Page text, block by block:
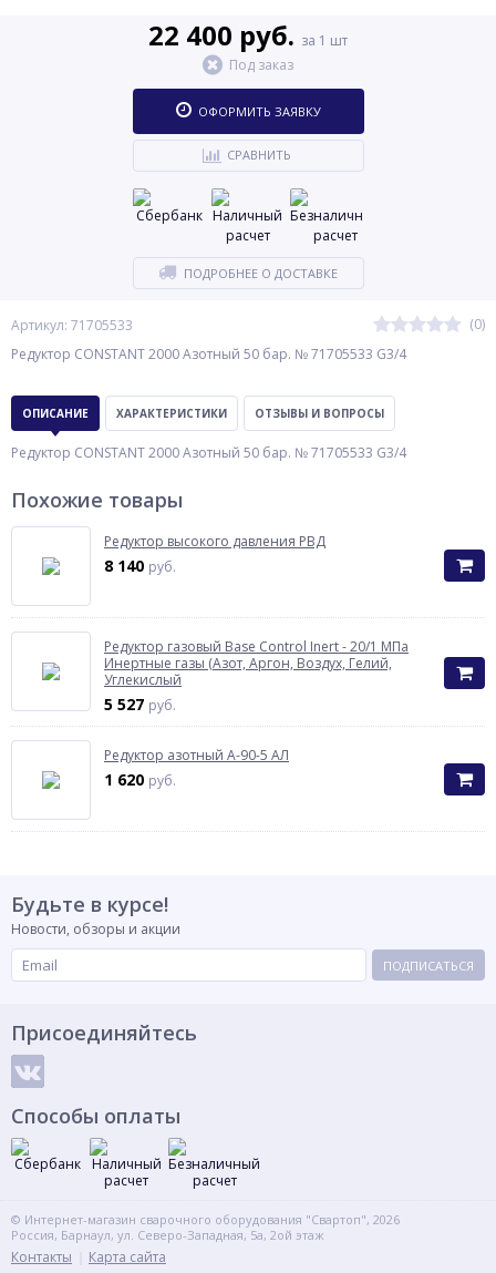
Артикул: 71705533
(0)
Редуктор CONSTANT 2000 Азотный 50 бар. № 71705533 G3/4
22 400 руб. за 1 шт
Под заказ
ОФОРМИТЬ ЗАЯВКУ
СРАВНИТЬ
ПОДРОБНЕЕ О ДОСТАВКЕ
ОПИСАНИЕ ХАРАКТЕРИСТИКИ ОТЗЫВЫ И ВОПРОСЫ
Редуктор CONSTANT 2000 Азотный 50 бар. № 71705533 G3/4
Похожие товары
Редуктор высокого давления РВД
8 140 руб.
Редуктор газовый Base Control Inert - 20/1 МПа
Инертные газы (Азот, Аргон, Воздух, Гелий,
Углекислый
5 527 руб.
Редуктор азотный А-90-5 АЛ
1 620 руб.
Будьте в курсе!
Новости, обзоры и акции
ПОДПИСАТЬСЯ
Присоединяйтесь
Способы оплаты
© Интернет-магазин сварочного оборудования "Свартоп", 2026
Россия, Барнаул, ул. Северо-Западная, 5а, 2ой этаж
Контакты Карта сайта